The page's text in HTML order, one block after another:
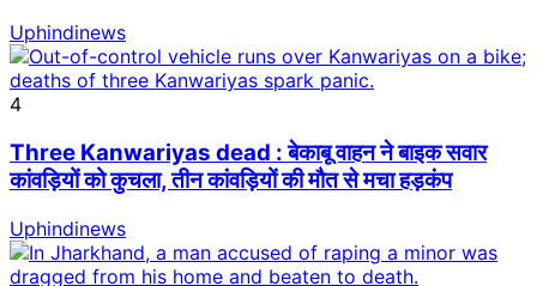
Uphindinews
4
Three Kanwariyas dead : बेकाबू वाहन ने बाइक सवार
कांवड़ियों को कुचला, तीन कांवड़ियों की मौत से मचा हड़कंप
Uphindinews